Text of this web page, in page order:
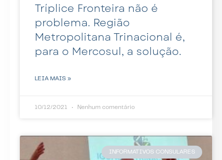
Tríplice Fronteira não é
problema. Região
Metropolitana Trinacional é,
para o Mercosul, a solução.
LEIA MAIS »
10/12/2021 Nenhum comentário
INFORMATIVOS CONSULARES